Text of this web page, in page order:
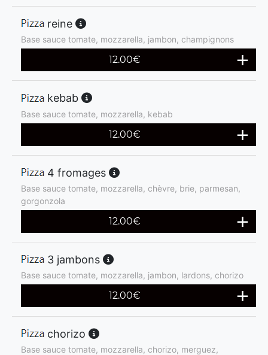
reine
Base sauce tomate, mozzarella, jambon, champignons
12.00€
kebab
Base sauce tomate, mozzarella, kebab
12.00€
4 fromages
Base sauce tomate, mozzarella, chèvre, brie, parmesan,
gorgonzola
12.00€
3 jambons
Base sauce tomate, mozzarella, jambon, lardons, chorizo
12.00€
chorizo
Base sauce tomate, mozzarella, chorizo, merguez,